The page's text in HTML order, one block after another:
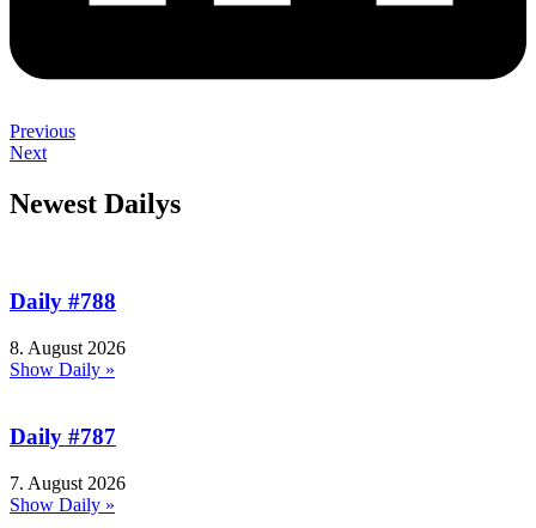
Previous
Next
Newest Dailys
Daily #788
8. August 2026
Show Daily »
Daily #787
7. August 2026
Show Daily »